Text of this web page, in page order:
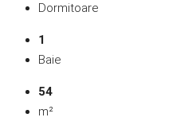
Dormitoare
1
Baie
54
m²